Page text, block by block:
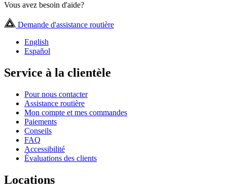
Vous avez besoin d'aide?
Demande d'assistance routière
English
Español
Service à la clientèle
Pour nous contacter
Assistance routière
Mon compte et mes commandes
Paiements
Conseils
FAQ
Accessibilité
Évaluations des clients
Locations